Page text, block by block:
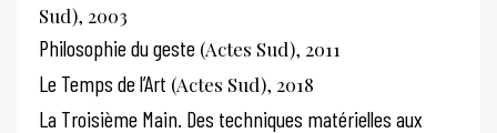
Sud), 2003
Philosophie du geste (Actes Sud), 2011
Le Temps de l’Art (Actes Sud), 2018
La Troisième Main. Des techniques matérielles aux